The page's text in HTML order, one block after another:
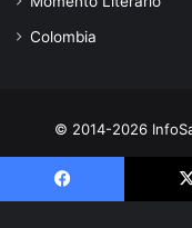
Colombia
© 2014-2026
3872288394 E-
Facebook X